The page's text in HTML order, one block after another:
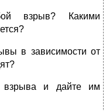
взрыв? Какими
в зависимости от
взрыва и дайте им